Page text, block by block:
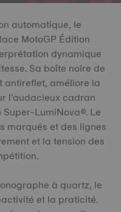
automatique, le
MotoGP Édition
dynamique
Sa boîte noire de
antireflet, améliore la
l’audacieux cadran
LumiNova®. Le
marqués et des lignes
et la tension des
à quartz, le
et la praticité.